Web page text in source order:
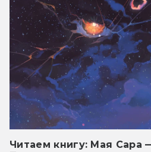
Читаем книгу: Мая Сара